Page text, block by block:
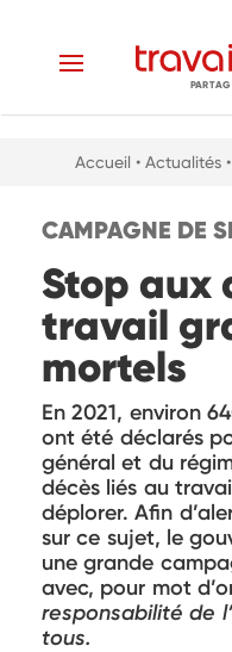
Accueil • Actualités
CAMPAGNE DE
Stop aux
travail
mortels
En 2021, environ
ont été déclarés
général et du
décès liés au
déplorer. Afin
sur ce sujet, le
une grande
avec, pour mot
responsabilité de
tous.